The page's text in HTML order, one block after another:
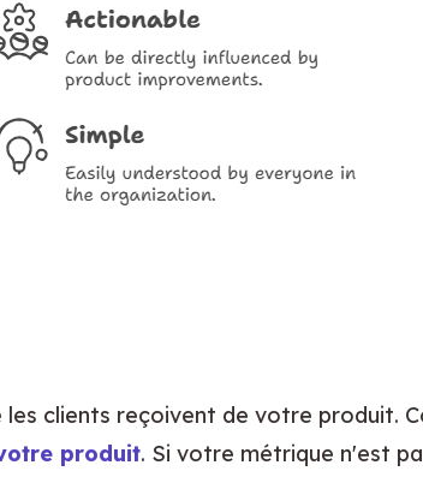
produit. Si votre métrique n'est